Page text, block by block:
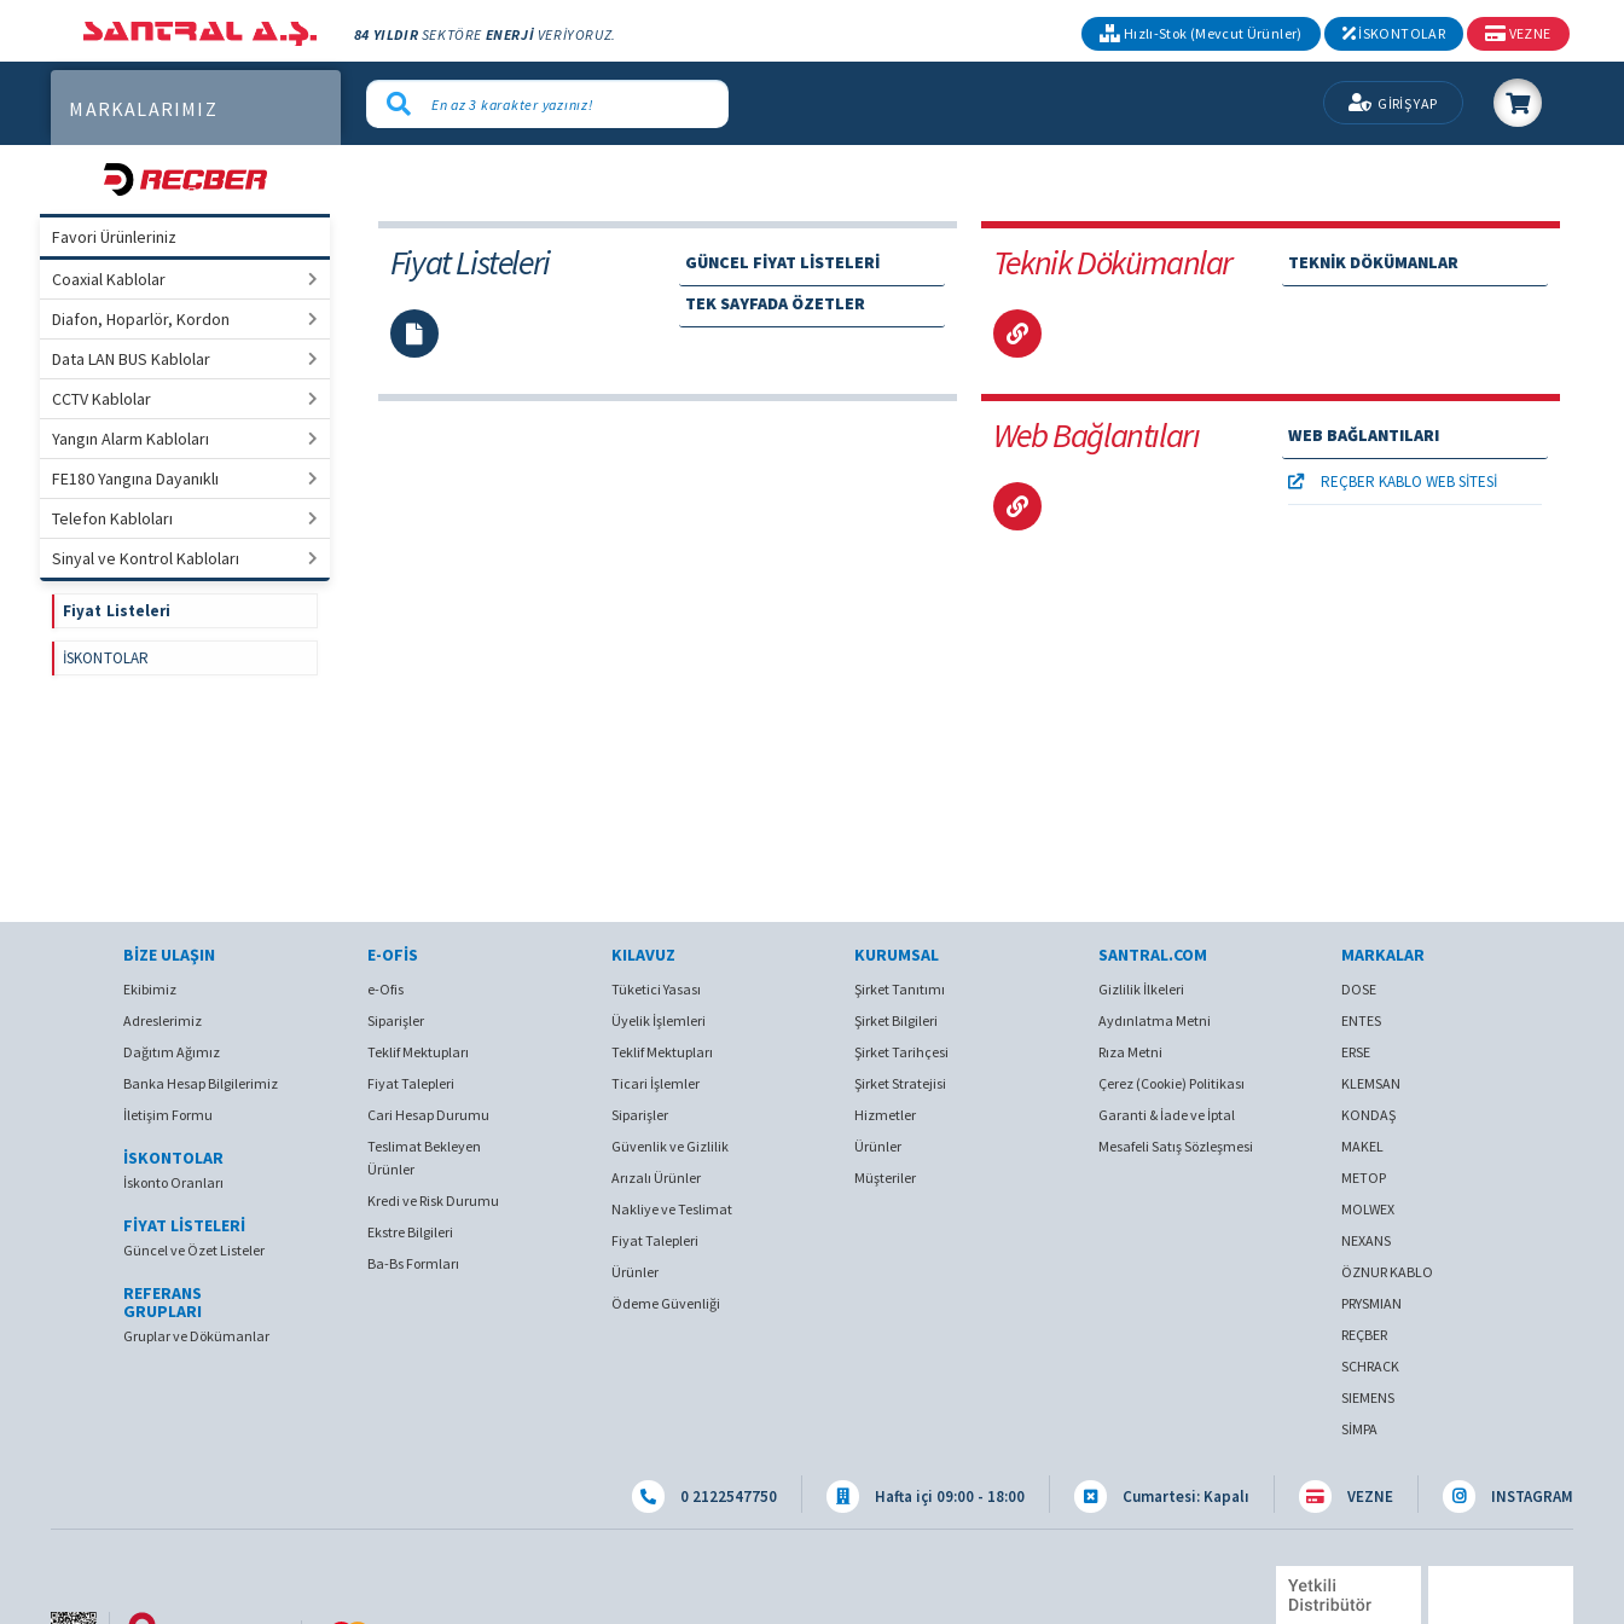
84 YILDIR SEKTÖRE ENERJİ VERİYORUZ. Hızlı-Stok (Mevcut Ürünler) İSKONTOLAR VEZNE
MARKALARIMIZ GİRİŞ YAP
Favori Ürünleriniz
Coaxial Kablolar
Diafon, Hoparlör, Kordon
Data LAN BUS Kablolar
CCTV Kablolar
Yangın Alarm Kabloları
FE180 Yangına Dayanıklı
Telefon Kabloları
Sinyal ve Kontrol Kabloları
Fiyat Listeleri
İSKONTOLAR
Fiyat Listeleri
GÜNCEL FİYAT LİSTELERİ
TEK SAYFADA ÖZETLER
Teknik Dökümanlar TEKNİK DÖKÜMANLAR
Web Bağlantıları WEB BAĞLANTILARI
REÇBER KABLO WEB SİTESİ
BIZE ULAŞIN
Ekibimiz
Adreslerimiz
Dağıtım Ağımız
Banka Hesap Bilgilerimiz
İletişim Formu
İSKONTOLAR
İskonto Oranları
FİYAT LİSTELERİ
Güncel ve Özet Listeler
REFERANS
GRUPLARI
Gruplar ve Dökümanlar
E-OFIS
e-Ofis
Siparişler
Teklif Mektupları
Fiyat Talepleri
Cari Hesap Durumu
Teslimat Bekleyen
Ürünler
Kredi ve Risk Durumu
Ekstre Bilgileri
Ba-Bs Formları
KILAVUZ
Tüketici Yasası
Üyelik İşlemleri
Teklif Mektupları
Ticari İşlemler
Siparişler
Güvenlik ve Gizlilik
Arızalı Ürünler
Nakliye ve Teslimat
Fiyat Talepleri
Ürünler
Ödeme Güvenliği
KURUMSAL
Şirket Tanıtımı
Şirket Bilgileri
Şirket Tarihçesi
Şirket Stratejisi
Hizmetler
Ürünler
Müşteriler
SANTRAL.COM
Gizlilik İlkeleri
Aydınlatma Metni
Rıza Metni
Çerez (Cookie) Politikası
Garanti & İade ve İptal
Mesafeli Satış Sözleşmesi
MARKALAR
DOSE
ENTES
ERSE
KLEMSAN
KONDAŞ
MAKEL
METOP
MOLWEX
NEXANS
ÖZNUR KABLO
PRYSMIAN
REÇBER
SCHRACK
SIEMENS
SİMPA
0 2122547750 Hafta içi 09:00 - 18:00 Cumartesi: Kapalı VEZNE INSTAGRAM